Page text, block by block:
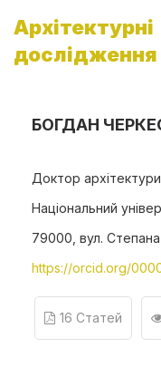
Архітектурні
дослідження
БОГДАН
Доктор
Національний
79000, вул. Степана
https://orcid.org/
16 Статей